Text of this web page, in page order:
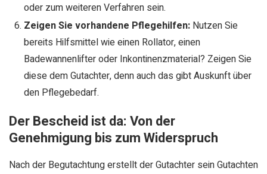
oder zum weiteren Verfahren sein.
Zeigen Sie vorhandene Pflegehilfen: Nutzen Sie
bereits Hilfsmittel wie einen Rollator, einen
Badewannenlifter oder Inkontinenzmaterial? Zeigen Sie
diese dem Gutachter, denn auch das gibt Auskunft über
den Pflegebedarf.
Der Bescheid ist da: Von der
Genehmigung bis zum Widerspruch
Nach der Begutachtung erstellt der Gutachter sein Gutachten